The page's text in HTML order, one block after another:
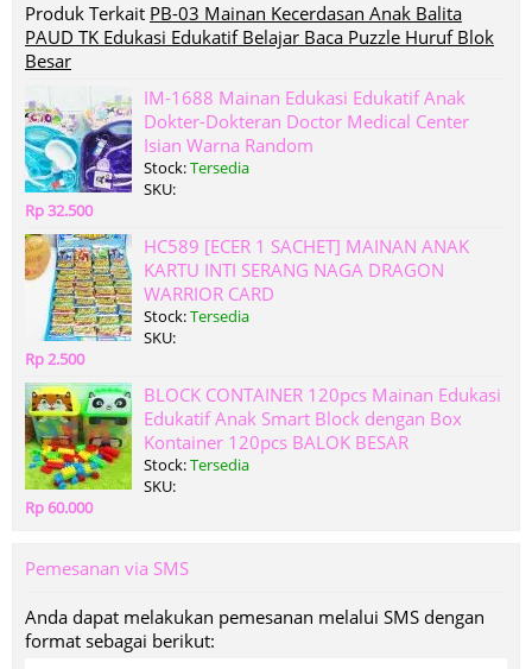
Produk Terkait PB-03 Mainan Kecerdasan Anak Balita
PAUD TK Edukasi Edukatif Belajar Baca Puzzle Huruf Blok
Besar
IM-1688 Mainan Edukasi Edukatif Anak
Dokter-Dokteran Doctor Medical Center
Isian Warna Random
Stock:Tersedia
SKU:
Rp 32.500
HC589 [ECER 1 SACHET] MAINAN ANAK
KARTU INTI SERANG NAGA DRAGON
WARRIOR CARD
Stock:Tersedia
SKU:
Rp 2.500
BLOCK CONTAINER 120pcs Mainan Edukasi
Edukatif Anak Smart Block dengan Box
Kontainer 120pcs BALOK BESAR
Stock:Tersedia
SKU:
Rp 60.000
Pemesanan via SMS
Anda dapat melakukan pemesanan melalui SMS dengan
format sebagai berikut: